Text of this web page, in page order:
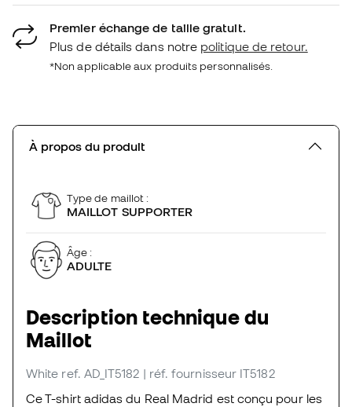
Premier échange de taille gratuit.
Plus de détails dans notre politique de retour.
*Non applicable aux produits personnalisés.
À propos du produit
Type de maillot :
MAILLOT SUPPORTER
Âge :
ADULTE
Description technique du
Maillot
White ref. AD_IT5182 | réf. fournisseur IT5182
Ce T-shirt adidas du Real Madrid est conçu pour les